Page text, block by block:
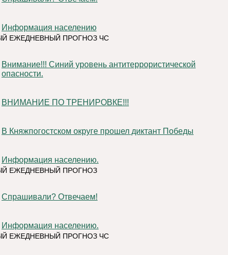
Информация населению
ЕЖЕДНЕВНЫЙ ПРОГНОЗ ЧС
Внимание!!! Синий уровень антитеррористической
опасности.
ВНИМАНИЕ ПО ТРЕНИРОВКЕ!!!
В Княжпогостском округе прошел диктант Победы
Информация населению.
ЕЖЕДНЕВНЫЙ ПРОГНОЗ
Спрашивали? Отвечаем!
Информация населению.
ЕЖЕДНЕВНЫЙ ПРОГНОЗ ЧС